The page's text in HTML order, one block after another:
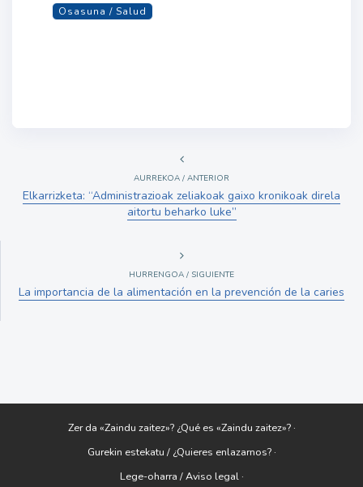
Osasuna / Salud
AURREKOA / ANTERIOR
Elkarrizketa: “Administrazioak zeliakoak gaixo kronikoak direla
aitortu beharko luke”
HURRENGOA / SIGUIENTE
La importancia de la alimentación en la prevención de la caries
Zer da «Zaindu zaitez»? ¿Qué es «Zaindu zaitez»? ·
Gurekin estekatu / ¿Quieres enlazarnos? ·
Lege-oharra / Aviso legal ·